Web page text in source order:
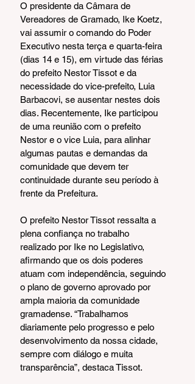
O presidente da Câmara de
Vereadores de Gramado, Ike Koetz,
vai assumir o comando do Poder
Executivo nesta terça e quarta-feira
(dias 14 e 15), em virtude das férias
do prefeito Nestor Tissot e da
necessidade do vice-prefeito, Luia
Barbacovi, se ausentar nestes dois
dias. Recentemente, Ike participou
de uma reunião com o prefeito
Nestor e o vice Luia, para alinhar
algumas pautas e demandas da
comunidade que devem ter
continuidade durante seu período à
frente da Prefeitura.
O prefeito Nestor Tissot ressalta a
plena confiança no trabalho
realizado por Ike no Legislativo,
afirmando que os dois poderes
atuam com independência, seguindo
o plano de governo aprovado por
ampla maioria da comunidade
gramadense. “Trabalhamos
diariamente pelo progresso e pelo
desenvolvimento da nossa cidade,
sempre com diálogo e muita
transparência”, destaca Tissot.